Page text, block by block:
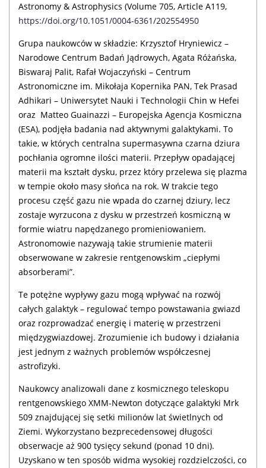
Astronomy & Astrophysics (Volume 705, Article A119,
https://doi.org/10.1051/0004-6361/202554950
Grupa naukowców w składzie: Krzysztof Hryniewicz –
Narodowe Centrum Badań Jądrowych, Agata Różańska,
Biswaraj Palit, Rafał Wojaczyński – Centrum
Astronomiczne im. Mikołaja Kopernika PAN, Tek Prasad
Adhikari – Uniwersytet Nauki i Technologii Chin w Hefei
oraz Matteo Guainazzi – Europejska Agencja Kosmiczna
(ESA), podjęła badania nad aktywnymi galaktykami. To
takie, w których centralna supermasywna czarna dziura
pochłania ogromne ilości materii. Przepływ opadającej
materii ma kształt dysku, przez który przelewa się plazma
w tempie około masy słońca na rok. W trakcie tego
procesu część gazu nie wpada do czarnej dziury, lecz
zostaje wyrzucona z dysku w przestrzeń kosmiczną w
formie wiatru napędzanego promieniowaniem.
Astronomowie nazywają takie strumienie materii
obserwowane w zakresie rentgenowskim „ciepłymi
absorberami”.
Te potężne wypływy gazu mogą wpływać na rozwój
całych galaktyk – regulować tempo powstawania gwiazd
oraz rozprowadzać energię i materię w przestrzeni
międzygwiazdowej. Zrozumienie ich budowy i działania
jest jednym z ważnych problemów współczesnej
astrofizyki.
Naukowcy analizowali dane z kosmicznego teleskopu
rentgenowskiego XMM-Newton dotyczące galaktyki Mrk
509 znajdującej się setki milionów lat świetlnych od
Ziemi. Wykorzystano bezprecedensowej długości
obserwacje aż 900 tysięcy sekund (ponad 10 dni).
Uzyskano w ten sposób widma wysokiej rozdzielczości, co